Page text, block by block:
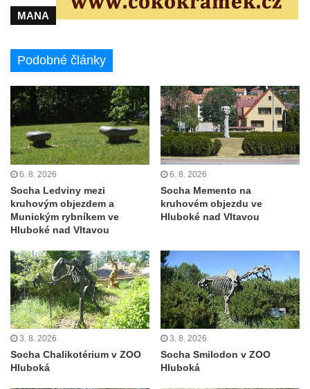
Újezd a Krauchthal v parku na Náměstí v
Kamenném Újezdě
Velešíně
Pomník J. V. Kamarýta v Krumlovské ulici ve
Velešíně
Pamětní deska arcibiskupa Micara ve
vstupu do poutního místa Římov
Plastika Koule v Gutenbergově ulici v
Pamětní deska Vojtěcha Kocmicha na
domě čp. 37 v ulici Betlém v Římově
Socha vodníka v Plavu
Socha svatého Jana Nepomuckého v
Třebušíně
Pamětní deska Johanna Nepomuka
Fischera na domě čp. 5/16 na třídě 9.
května v Rumburku
MANA
Podobné články
6. 8. 2026
Socha Ledviny mezi
kruhovým objezdem a
Munickým rybníkem ve
Hluboké nad Vltavou
6. 8. 2026
Socha Memento na
kruhovém objezdu ve
Hluboké nad Vltavou
3. 8. 2026
Socha Chalikotérium v ZOO
Hluboká
3. 8. 2026
Socha Smilodon v ZOO
Hluboká